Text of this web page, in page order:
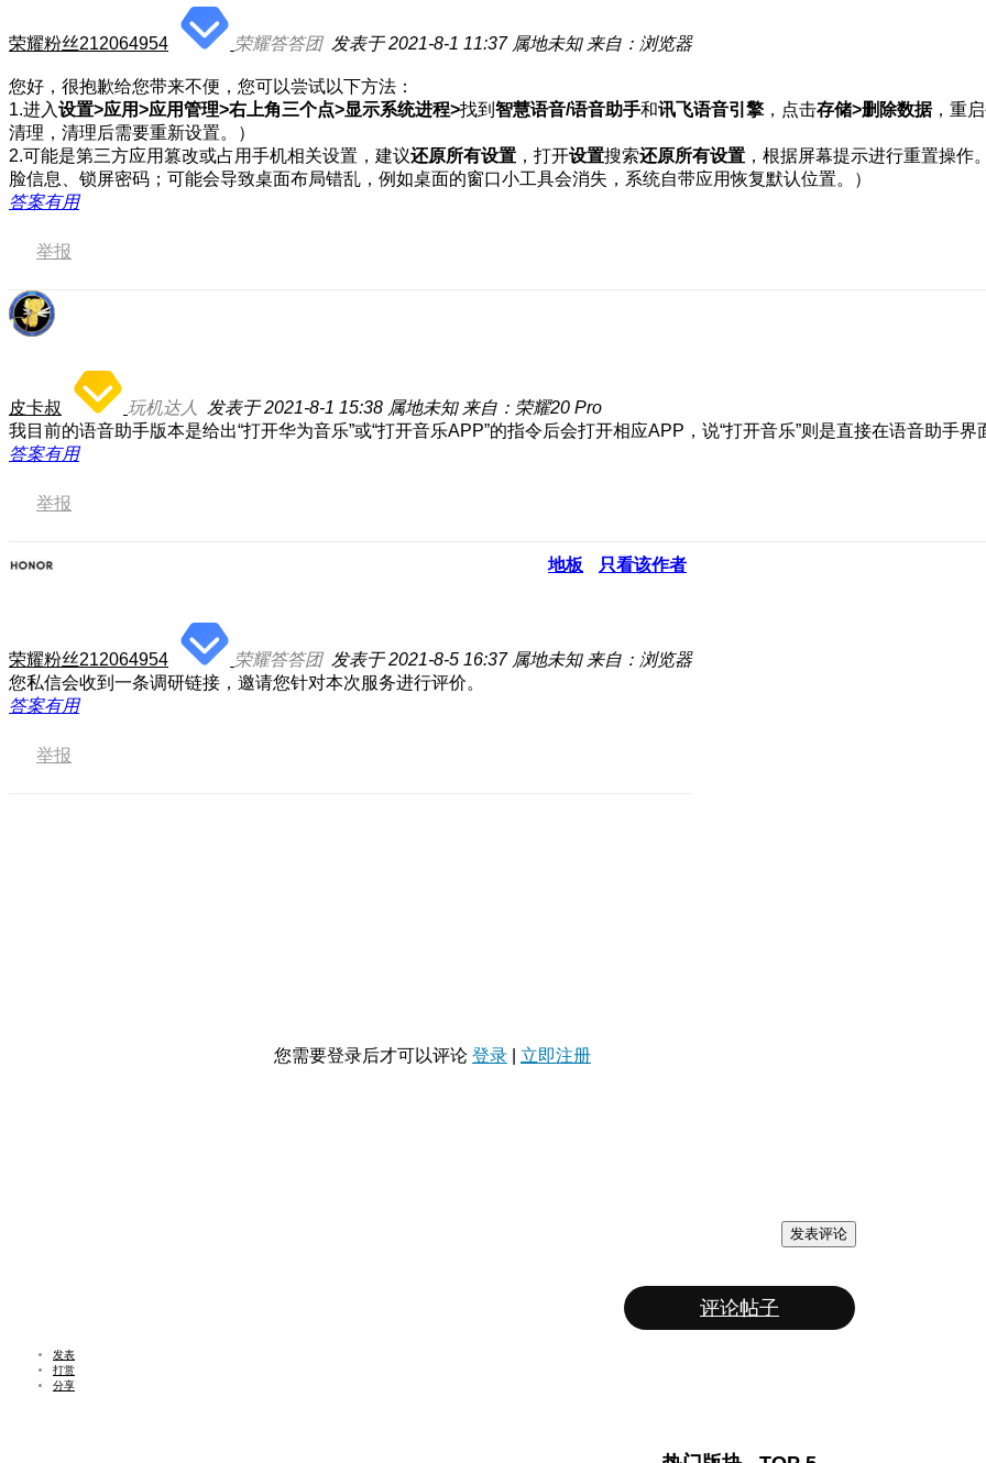
荣耀粉丝212064954 荣耀答答团 发表于 2021-8-1 11:37 属地未知 来自：浏览器
您好，很抱歉给您带来不便，您可以尝试以下方法：
1.进入设置>应用>应用管理>右上角三个点>显示系统进程>找到 智慧语音/语音助手和讯飞语音引擎 ，点击存储>删除数据，重
清理，清理后需要重新设置。）
2.可能是第三方应用篡改或占用手机相关设置，建议还原所有设置 ，打开设置搜索还原所有设置 ，根据屏幕提示进行重置操
脸信息、锁屏密码；可能会导致桌面布局错乱，例如桌面的窗口小工具会消失，系统自带应用恢复默认位置。）
答案有用
举报
皮卡叔 玩机达人 发表于 2021-8-1 15:38 属地未知 来自：荣耀20 Pro
我目前的语音助手版本是给出“打开华为音乐”或“打开音乐APP”的指令后会打开相应APP，说“打开音乐”则是直接在语音助手
答案有用
举报
地板 只看该作者
荣耀粉丝212064954 荣耀答答团 发表于 2021-8-5 16:37 属地未知 来自：浏览器
您私信会收到一条调研链接，邀请您针对本次服务进行评价。
答案有用
举报
您需要登录后才可以评论 登录 立即注册
发表评论
评论帖子
发表
打赏
分享